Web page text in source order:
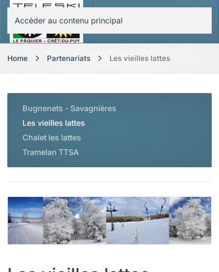
Accéder au contenu principal
Home Partenariats Les vieilles lattes
Bugnenets - Savagnières
Les vieilles lattes
Chalet les lattes
Tramelan TTSA